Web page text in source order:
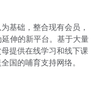
基础，整合现有会员，
伸的新平台。基于大量
提供在线学习和线下课
国的哺育支持网络。